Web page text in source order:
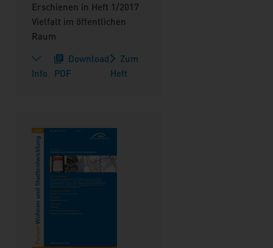
Erschienen in Heft 1/2017
Vielfalt im öffentlichen
Raum
Info
Download
PDF
Zum
Heft